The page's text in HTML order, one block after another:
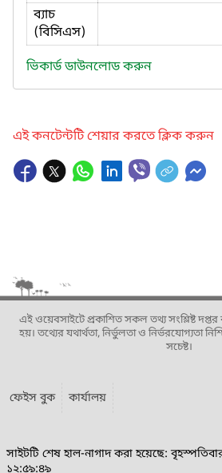
ব্যাচ
(বিসিএস)
ভিকার্ড ডাউনলোড করুন
এই কনটেন্টটি শেয়ার করতে ক্লিক করুন
এই ওয়েবসাইটে প্রকাশিত সকল তথ্য সংশ্লিষ্ট
হয়। তথ্যের যথার্থতা, নির্ভুলতা ও নির্ভরযোগ্যতা
সচেষ্ট।
ফেইস বুক কার্যালয়
সাইটটি শেষ হাল-নাগাদ করা হয়েছে:
১২:৫৯:৪৯